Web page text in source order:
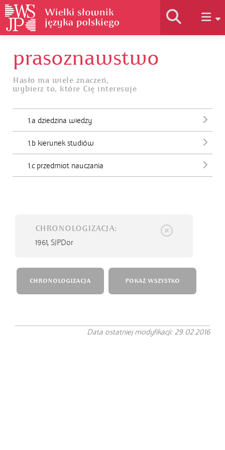
Historia słownika
Jak korzystać
Podstawy naukowe
prasoznawstwo
Hasło ma wiele znaczeń,
wybierz to, które Cię interesuje
1.a dziedzina wiedzy
1.b kierunek studiów
1.c przedmiot nauczania
CHRONOLOGIZACJA:
1961, SJPDor
CHRONOLOGIZACJA POKAŻ WSZYSTKO
Data ostatniej modyfikacji: 29.02.2016